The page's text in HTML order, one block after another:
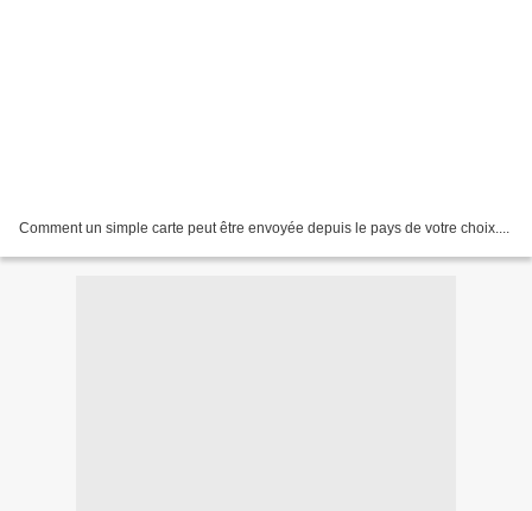
Comment un simple carte peut être envoyée depuis le pays de votre choix....